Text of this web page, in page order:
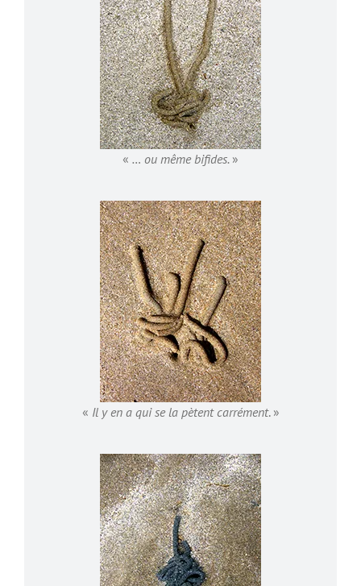
« … ou même bifides. »
« Il y en a qui se la pètent carrément. »